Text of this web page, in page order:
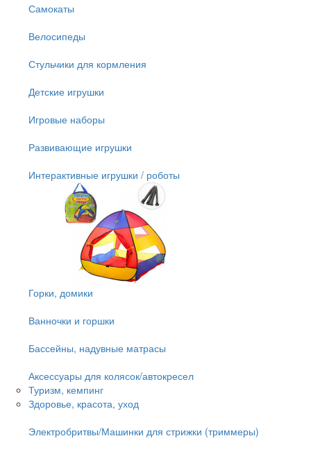
Самокаты
Велосипеды
Стульчики для кормления
Детские игрушки
Игровые наборы
Развивающие игрушки
Интерактивные игрушки / роботы
Горки, домики
Ванночки и горшки
Бассейны, надувные матрасы
Аксессуары для колясок/автокресел
Туризм, кемпинг
Здоровье, красота, уход
Электробритвы/Машинки для стрижки (триммеры)